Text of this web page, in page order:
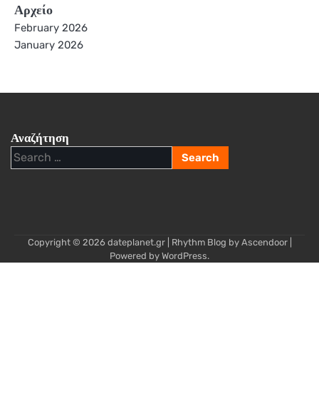
Αρχείο
February 2026
January 2026
Αναζήτηση
Search
for:
Copyright © 2026 dateplanet.gr| Rhythm Blog by Ascendoor|
Powered by WordPress.